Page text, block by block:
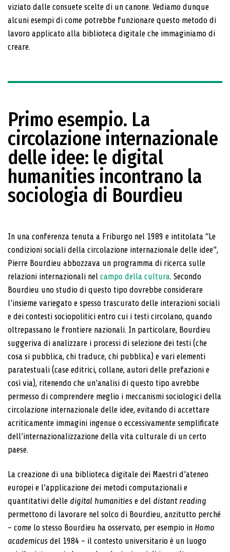
viziato dalle consuete scelte di un canone. Vediamo dunque
alcuni esempi di come potrebbe funzionare questo metodo di
lavoro applicato alla biblioteca digitale che immaginiamo di
creare.
Primo esempio. La
circolazione internazionale
delle idee: le digital
humanities incontrano la
sociologia di Bourdieu
In una conferenza tenuta a Friburgo nel 1989 e inti­tolata “Le
condizioni sociali della circolazione inter­nazionale delle idee”,
Pierre Bourdieu abbozzava un programma di ricerca sulle
relazioni internazionali nel campo della cultura. Secondo
Bourdieu uno studio di questo tipo dovrebbe considerare
l’insieme varie­gato e spesso trascurato delle interazioni sociali
e dei contesti sociopolitici entro cui i testi circolano, quando
oltrepassano le frontiere nazionali. In particolare, Bou­rdieu
suggeriva di analizzare i processi di selezione dei testi (che
cosa si pubblica, chi traduce, chi pubblica) e vari elementi
paratestuali (case editrici, collane, autori delle prefazioni e
così via), ritenendo che un’analisi di questo tipo avrebbe
permesso di comprendere meglio i meccanismi sociologici della
circolazione internazionale delle idee, evitando di accettare
acriticamente immagini ingenue o eccessivamente semplificate
dell’internazio­nalizzazione della vita culturale di un certo
paese.
La creazione di una biblioteca digitale dei Maestri d’a­teneo
europei e l’applicazione dei metodi computazio­nali e
quantitativi delle digital humanities e del distant reading
permettono di lavorare nel solco di Bourdieu, anzitutto perché
– come lo stesso Bourdieu ha osser­vato, per esempio in Homo
academicus del 1984 – il contesto universitario è un luogo